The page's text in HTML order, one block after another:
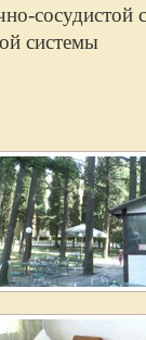
сосудистой
системы